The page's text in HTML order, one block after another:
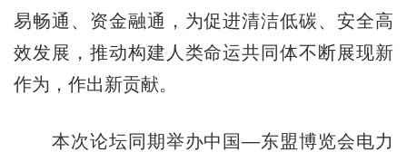
易畅通、资金融通，为促进清洁低碳、安全高
效发展，推动构建人类命运共同体不断展现新
作为，作出新贡献。
本次论坛同期举办中国—东盟博览会电力